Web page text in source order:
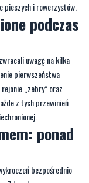
pieszych i rowerzystów.
podczas
uwagę na kilka
pierwszeństwa
„zebry” oraz
z tych przewinień
ponad
bezpośrednio